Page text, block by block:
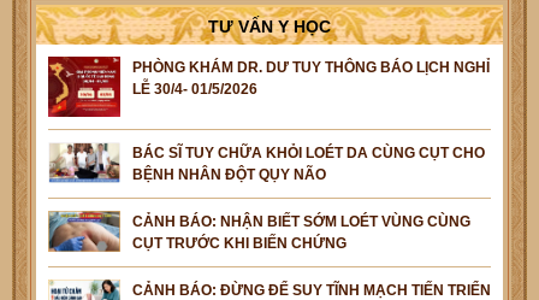
TƯ VẤN Y HỌC
PHÒNG KHÁM DR. DƯ TUY THÔNG BÁO LỊCH NGHỈ
LỄ 30/4- 01/5/2026
BÁC SĨ TUY CHỮA KHỎI LOÉT DA CÙNG CỤT CHO
BỆNH NHÂN ĐỘT QỤY NÃO
CẢNH BÁO: NHẬN BIẾT SỚM LOÉT VÙNG CÙNG
CỤT TRƯỚC KHI BIẾN CHỨNG
CẢNH BÁO: ĐỪNG ĐỂ SUY TĨNH MẠCH TIẾN TRIỂN